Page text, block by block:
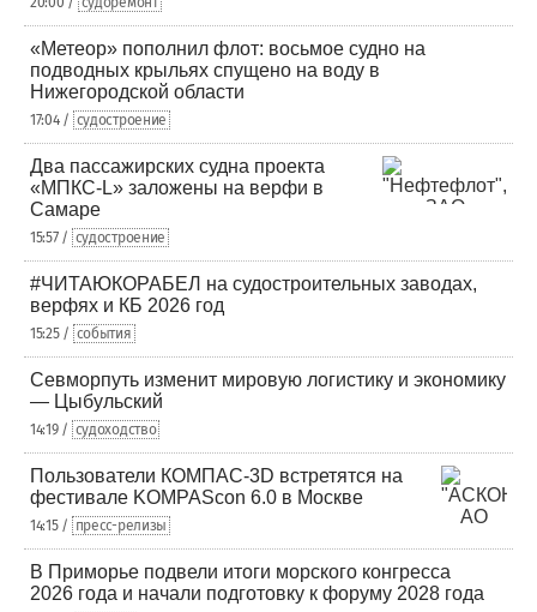
«Метеор» пополнил флот: восьмое судно на
подводных крыльях спущено на воду в
Нижегородской области
17:04 / судостроение
Два пассажирских судна проекта
«МПКС-L» заложены на верфи в
Самаре
15:57 / судостроение
#ЧИТАЮКОРАБЕЛ на судостроительных заводах,
верфях и КБ 2026 год
15:25 / события
Севморпуть изменит мировую логистику и экономику
— Цыбульский
14:19 / судоходство
Пользователи КОМПАС-3D встретятся на
фестивале KOMPAScon 6.0 в Москве
14:15 / пресс-релизы
В Приморье подвели итоги морского конгресса
2026 года и начали подготовку к форуму 2028 года